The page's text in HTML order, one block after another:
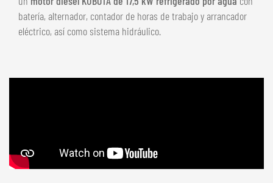
batería, alternador, contador de horas de trabajo y arrancador
eléctrico, así como sistema hidráulico.